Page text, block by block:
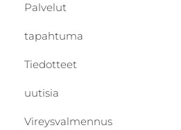
Palvelut
tapahtuma
Tiedotteet
uutisia
Vireysvalmennus